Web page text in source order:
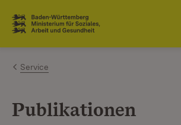
Zum Inhalt springen
Link zur Startseite
Service
Publikationen